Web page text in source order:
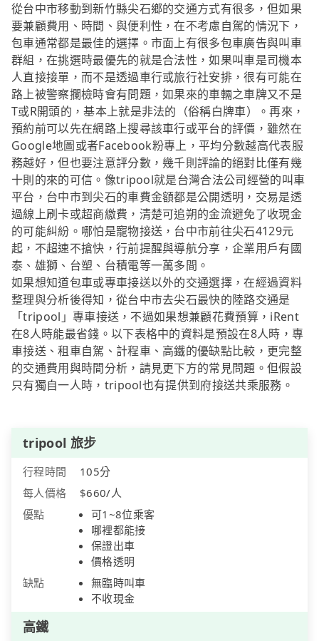
從台中市移動到新竹縣尖石鄉的交通方式有很多，但如果
要兼顧費用、時間、與便利性，在不考慮自駕的情況下，
包車通常都是最佳的選擇。市面上有很多包車廣告與叫車
群組，在挑選時最優先的就是合法性，如果叫車是司機本
人直接接單，而不是透過車行或旅行社安排，很有可能在
路上被警察攔檢時會有問題，如果來的車輛之車牌又不是
T或R開頭的，基本上就是非法的（俗稱白牌車）。再來，
預約前可以先在網路上搜尋該車行或平台的評價，雖然在
Google地圖或者Facebook粉專上，平均分數越高代表服
務越好，但也要注意評分數，幾千則評論的絕對比僅有幾
十則的來的可信。像tripool就是台灣合法公司經營的叫車
平台，台中市到尖石的車費金額都是公開透明，交易是透
過線上刷卡或超商繳費，清楚可追朔的金流避免了收現金
的可能糾紛。哪怕是寵物接送，台中市前往尖石4129元
起，不超速不搶快，行前提醒與導航分享，企業用戶有國
泰、雄獅、台塑、台積電等一萬多間。
如果想知道包車或專車接送以外的交通選擇，在經過資料
整理與分析後得知，從台中市去尖石最快的陸路交通是
「tripool」專車接送，不過如果想兼顧花費預算，iRent
在8人時能最省錢。以下表格中的資料是預設在8人時，專
車接送、租車自駕、計程車、高鐵的優缺點比較，更完整
的交通費用與時間分析，請見更下方的常見問題。但假設
只有獨自一人時，tripool也有提供到府接送共乘服務。
tripool 旅步
行程時間
105分
每人價格
$660/人
優點
可1~8位乘客
哪裡都能接
保證出車
價格透明
缺點
無臨時叫車
不收現金
高鐵